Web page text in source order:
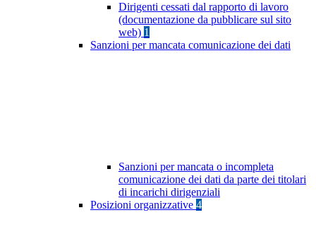
Dirigenti cessati dal rapporto di lavoro
(documentazione da pubblicare sul sito
web) 1
Sanzioni per mancata comunicazione dei dati
Sanzioni per mancata o incompleta
comunicazione dei dati da parte dei titolari
di incarichi dirigenziali
Posizioni organizzative 4